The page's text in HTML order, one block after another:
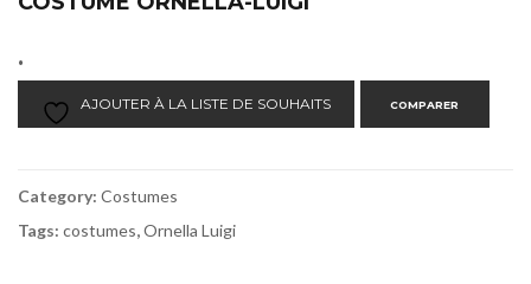
.
AJOUTER À LA LISTE DE SOUHAITS COMPARER
Category: Costumes
Tags: costumes,Ornella Luigi